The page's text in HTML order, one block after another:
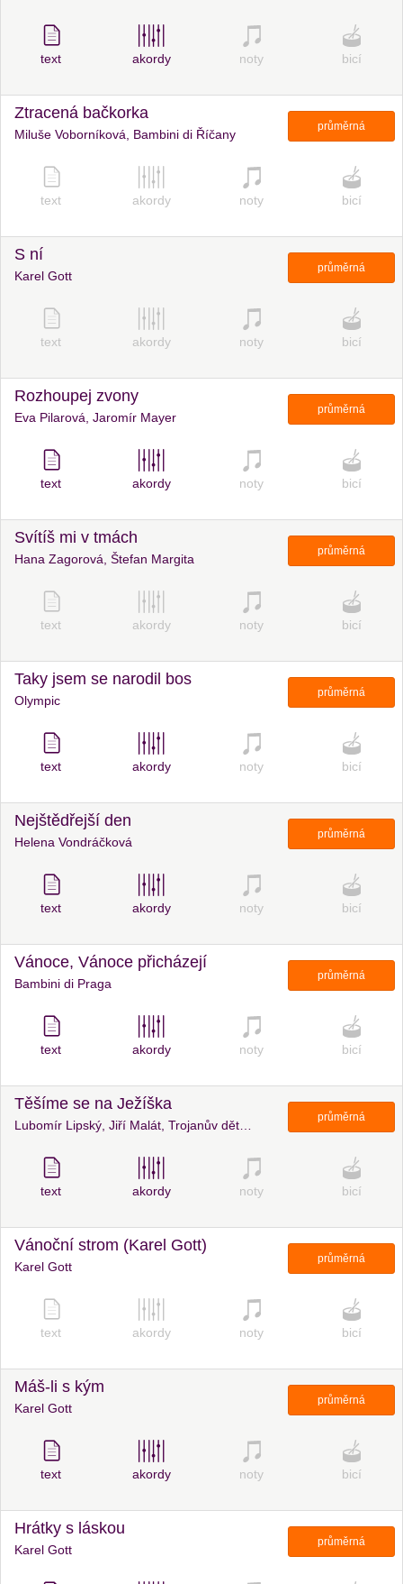
text akordy noty bicí
Ztracená bačkorka
Miluše Voborníková, Bambini di Říčany
průměrná
text akordy noty bicí
S ní
Karel Gott
průměrná
text akordy noty bicí
Rozhoupej zvony
Eva Pilarová, Jaromír Mayer
průměrná
text akordy noty bicí
Svítíš mi v tmách
Hana Zagorová, Štefan Margita
průměrná
text akordy noty bicí
Taky jsem se narodil bos
Olympic
průměrná
text akordy noty bicí
Nejštědřejší den
Helena Vondráčková
průměrná
text akordy noty bicí
Vánoce, Vánoce přicházejí
Bambini di Praga
průměrná
text akordy noty bicí
Těšíme se na Ježíška
průměrná
text akordy noty bicí
Vánoční strom (Karel Gott)
Karel Gott
průměrná
text akordy noty bicí
Máš-li s kým
Karel Gott
průměrná
text akordy noty bicí
Hrátky s láskou
Karel Gott
průměrná